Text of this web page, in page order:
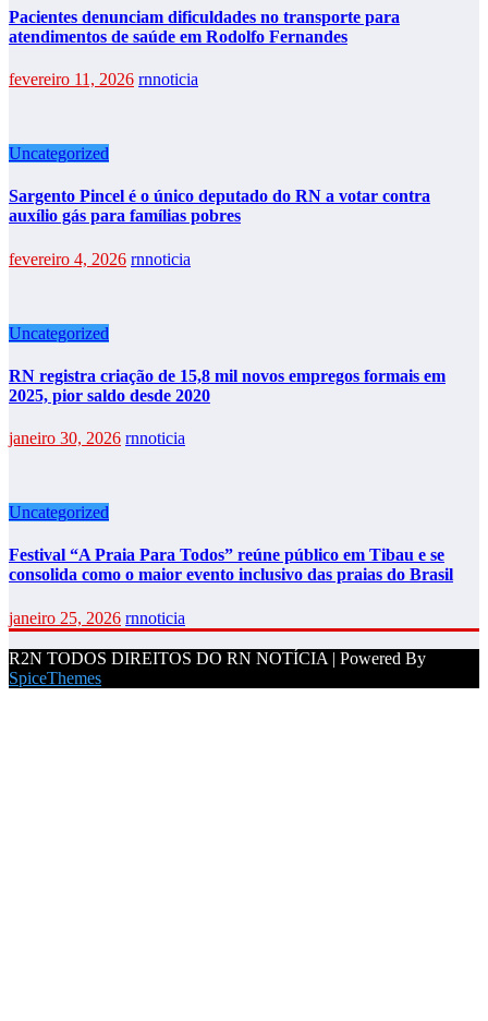
Pacientes denunciam dificuldades no transporte para
atendimentos de saúde em Rodolfo Fernandes
fevereiro 11, 2026 rnnoticia
Uncategorized
Sargento Pincel é o único deputado do RN a votar contra
auxílio gás para famílias pobres
fevereiro 4, 2026 rnnoticia
Uncategorized
RN registra criação de 15,8 mil novos empregos formais em
2025, pior saldo desde 2020
janeiro 30, 2026 rnnoticia
Uncategorized
Festival “A Praia Para Todos” reúne público em Tibau e se
consolida como o maior evento inclusivo das praias do Brasil
janeiro 25, 2026 rnnoticia
R2N TODOS DIREITOS DO RN NOTÍCIA | Powered By
SpiceThemes